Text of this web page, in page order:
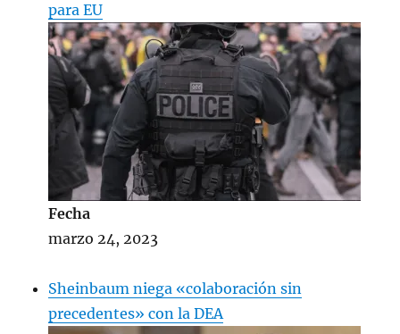
para EU
Fecha
marzo 24, 2023
Sheinbaum niega «colaboración sin
precedentes» con la DEA